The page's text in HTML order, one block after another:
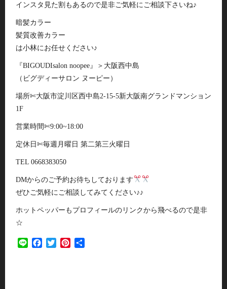
インスタ見た割もあるので是非ご気軽にご相談下さいね♪
暗髪カラー
髪質改善カラー
は小林にお任せください♪
『BIGOUDIsalon noopee』＞大阪西中島
（ビグディーサロン ヌーピー）
場所✄大阪市淀川区西中島2-15-5新大阪南グランドマンション
1F
営業時間✄9:00~18:00
定休日✄毎週月曜日 第二第三火曜日
TEL 0668383050
DMからのご予約お待ちしております
ぜひご気軽にご相談してみてください♪♪
ホットペッパーもプロフィールのリンクから飛べるので是非
☆
Line FacebookTwitterPinterest